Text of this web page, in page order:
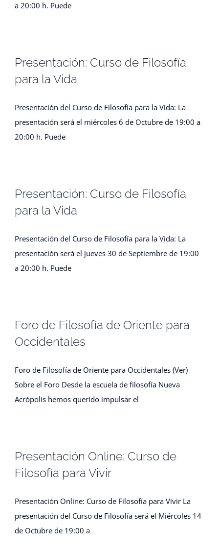
a 20:00 h. Puede
Presentación: Curso de Filosofía
para la Vida
Presentación del Curso de Filosofía para la Vida: La
presentación será el miércoles 6 de Octubre de 19:00 a
20:00 h. Puede
Presentación: Curso de Filosofía
para la Vida
Presentación del Curso de Filosofía para la Vida: La
presentación será el jueves 30 de Septiembre de 19:00
a 20:00 h. Puede
Foro de Filosofía de Oriente para
Occidentales
Foro de Filosofía de Oriente para Occidentales (Ver)
Sobre el Foro Desde la escuela de filosofía Nueva
Acrópolis hemos querido impulsar el
Presentación Online: Curso de
Filosofía para Vivir
Presentación Online: Curso de Filosofía para Vivir La
presentación del Curso de Filosofía será el Miércoles 14
de Octubre de 19:00 a